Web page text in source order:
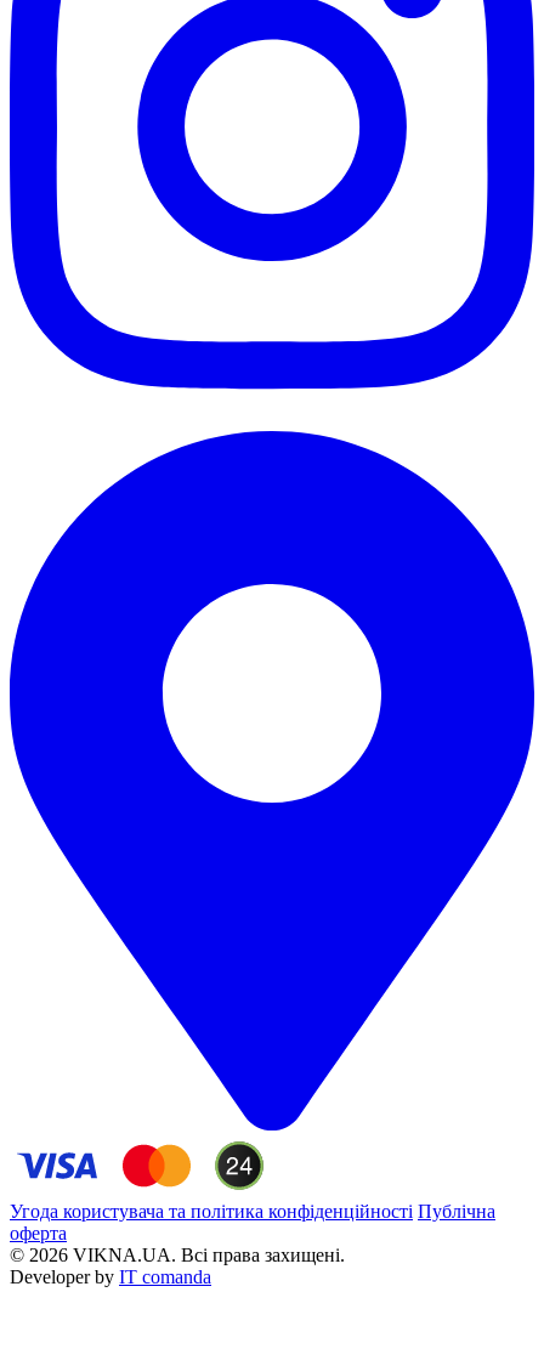
Угода користувача та політика конфіденційності Публічна
оферта
© 2026 VIKNA.UA. Всі права захищені.
Developer by IT comanda